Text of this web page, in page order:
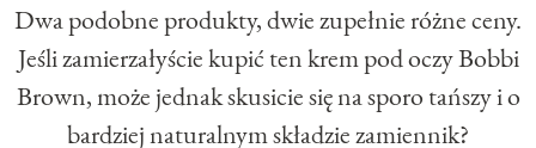
Dwa podobne produkty, dwie zupełnie różne ceny.
Jeśli zamierzałyście kupić ten krem pod oczy Bobbi
Brown, może jednak skusicie się na sporo tańszy i o
bardziej naturalnym składzie zamiennik?